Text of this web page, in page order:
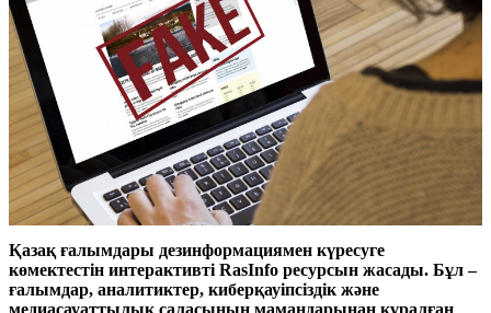
Қазақ ғалымдары дезинформациямен күресуге
көмектестін интерактивті RasInfo ресурсын жасады. Бұл –
ғалымдар, аналитиктер, киберқауіпсіздік және
медиасауаттылық саласының мамандарынан құралған